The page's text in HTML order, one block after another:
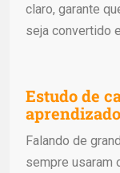
claro, garante
seja convertido
Estudo de
Falando de
sempre usaram